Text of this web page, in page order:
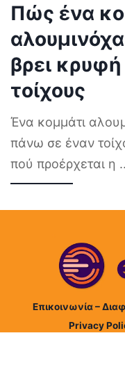
Πώς ένα
βρει
τοίχους
Ένα κομμάτι
πάνω σε έναν
πού προέρχεται η
Επικοινωνία –
Privacy